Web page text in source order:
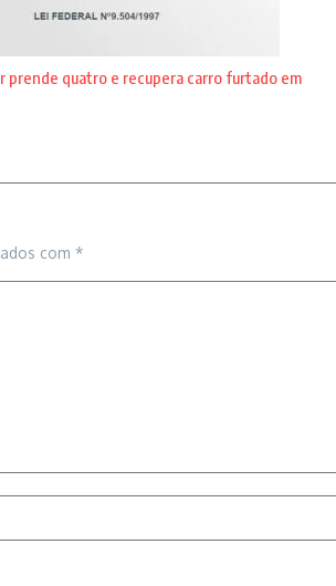
prende quatro e recupera carro furtado em
com *